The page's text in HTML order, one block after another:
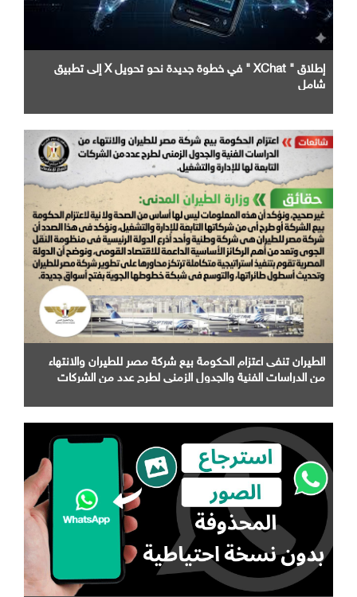
إطلاق " XChat " في خطوة جديدة نحو تحويل X إلى تطبيق
شامل
الطيران تنفى اعتزام الحكومة بيع شركة مصر للطيران والانتهاء
من الدراسات الفنية والجدول الزمني لطرح عدد من الشركات